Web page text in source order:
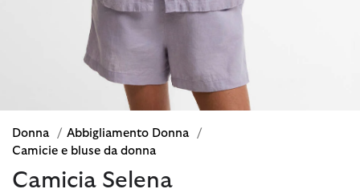
Donna / Abbigliamento Donna
/
Camicie e bluse da donna
Camicia Selena